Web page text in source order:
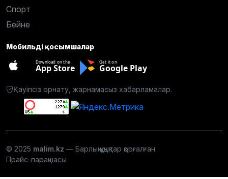
Спорт
Бейне
Мобильді қосымшалар
Download on the
App Store
Get it on
Google Play
Қауіпсіз орнату, жарнамасыз хабарламалар.
© 2025 malim.kz — Барлық құқықтар қорғалған.
Прайс-парақшасы